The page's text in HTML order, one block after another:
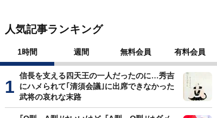
人気記事ランキング
1時間 週間 無料会員 有料会員
信長を支える四天王の一人だったのに…秀吉
にハメられて｢清須会議｣に出席できなかった
武将の哀れな末路